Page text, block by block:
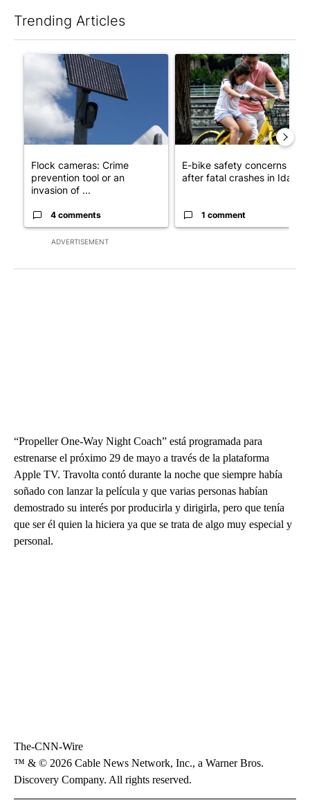
Trending Articles
ADVERTISEMENT
A trending article titled "Flock cameras: Crime prevention
Flock cameras: Crime
prevention tool or an
invasion of ...
4 comments
A trending article titled "E-
E-bike safety concerns
after fatal crashes in Idah...
1 comment
“Propeller One-Way Night Coach” está programada para
estrenarse el próximo 29 de mayo a través de la plataforma
Apple TV. Travolta contó durante la noche que siempre había
soñado con lanzar la película y que varias personas habían
demostrado su interés por producirla y dirigirla, pero que tenía
que ser él quien la hiciera ya que se trata de algo muy especial y
personal.
The-CNN-Wire
™ & © 2026 Cable News Network, Inc., a Warner Bros.
Discovery Company. All rights reserved.